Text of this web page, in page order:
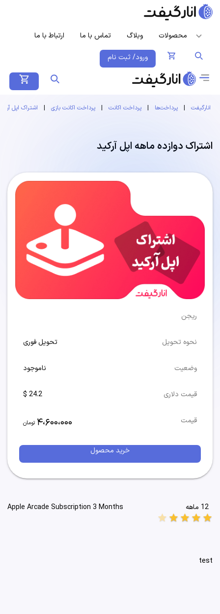
محصولات وبلاگ تماس با ما ارتباط با ما
ورود/ ثبت نام
انارگیفت | پرداخت‌ها | پرداخت اکانت | پرداخت اکانت بازی | اشتراک اپل
اشتراک دوازده ماهه اپل آرکید
12 ماهه
Apple Arcade Subscription 3 Months
star
star
star
star
star
test
ریجن
نحوه تحویل تحویل فوری
وضعیت ناموجود
قیمت دلاری 24.2 $
قیمت 4،600،000 تومان
خرید محصول